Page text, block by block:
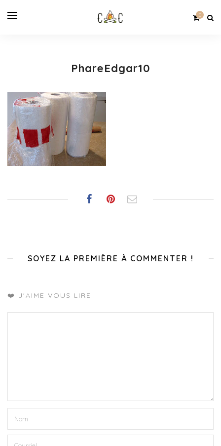
0
PhareEdgar10
SOYEZ LA PREMIÈRE À COMMENTER !
❤️ J'AIME VOUS LIRE